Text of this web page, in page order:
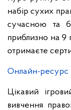
набір сухих
сучасною та
приблизно на 9
отримаєте
Онлайн-ресурс
Цікавий
вивчення